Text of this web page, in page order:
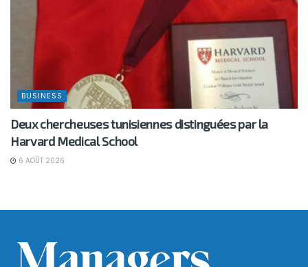
BUSINESS
Deux chercheuses tunisiennes distinguées par la
Harvard Medical School
6 AOÛT 2026